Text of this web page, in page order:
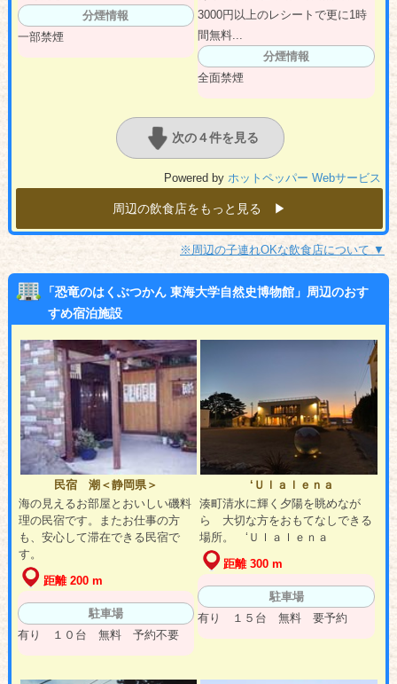
分煙情報
一部禁煙
3000円以上のレシートで更に1時
間無料...
分煙情報
全面禁煙
次の４件を見る
Powered by ホットペッパー Webサービス
周辺の飲食店をもっと見る ▶︎
※周辺の子連れOKな飲食店について ▼
「恐竜のはくぶつかん 東海大学自然史博物館」周辺のおす
すめ宿泊施設
民宿 潮＜静岡県＞
海の見えるお部屋とおいしい磯料
理の民宿です。またお仕事の方
も、安心して滞在できる民宿で
す。
距離 200 m
駐車場
有り １０台 無料 予約不要
‘Ｕｌａｌｅｎａ
湊町清水に輝く夕陽を眺めなが
ら 大切な方をおもてなしできる
場所。 ‘Ｕｌａｌｅｎａ
距離 300 m
駐車場
有り １５台 無料 要予約